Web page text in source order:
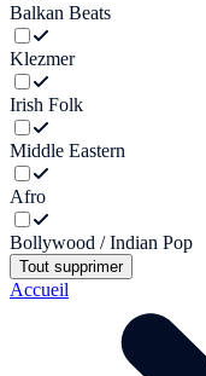
Balkan Beats
Klezmer
Irish Folk
Middle Eastern
Afro
Bollywood / Indian Pop
Tout supprimer
Accueil